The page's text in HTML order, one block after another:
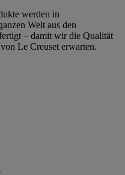
werden in
Welt aus den
– damit wir die Qualität
Le Creuset erwarten.